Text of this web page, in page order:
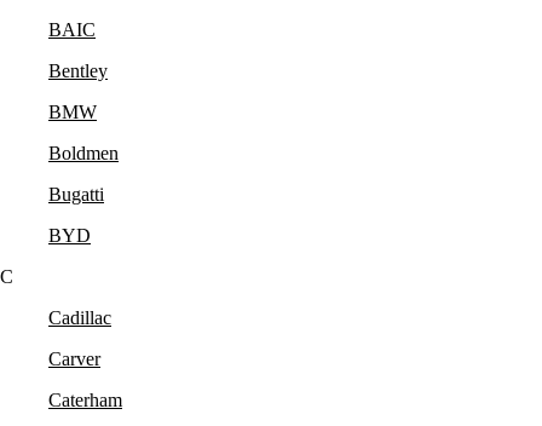
BAIC
Bentley
BMW
Boldmen
Bugatti
BYD
C
Cadillac
Carver
Caterham